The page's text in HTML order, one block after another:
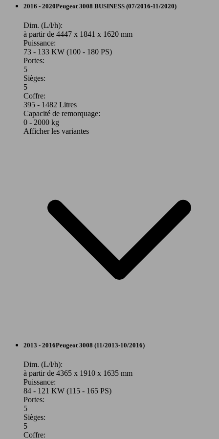
SUV/4x4/Pick-Up
Essence
Model Version
3008 1.2 Puretech 130ch S&S EAT6
3008 Puretech 130ch S&S BVM6
2016 - 2020Peugeot 3008 BUSINESS (07/2016-11/2020)
Dim. (L/l/h):
à partir de 4447 x 1841 x 1620 mm
Puissance:
73 - 133 KW (100 - 180 PS)
Portes:
5
Sièges:
5
Coffre:
395 - 1482 Litres
Capacité de remorquage:
0 - 2000 kg
Afficher les variantes
SUV/4x4/Pick-Up
Essence
Model Version
2013 - 2016Peugeot 3008 (11/2013-10/2016)
Dim. (L/l/h):
à partir de 4365 x 1910 x 1635 mm
Puissance:
84 - 121 KW (115 - 165 PS)
Portes:
5
Sièges:
5
Coffre: